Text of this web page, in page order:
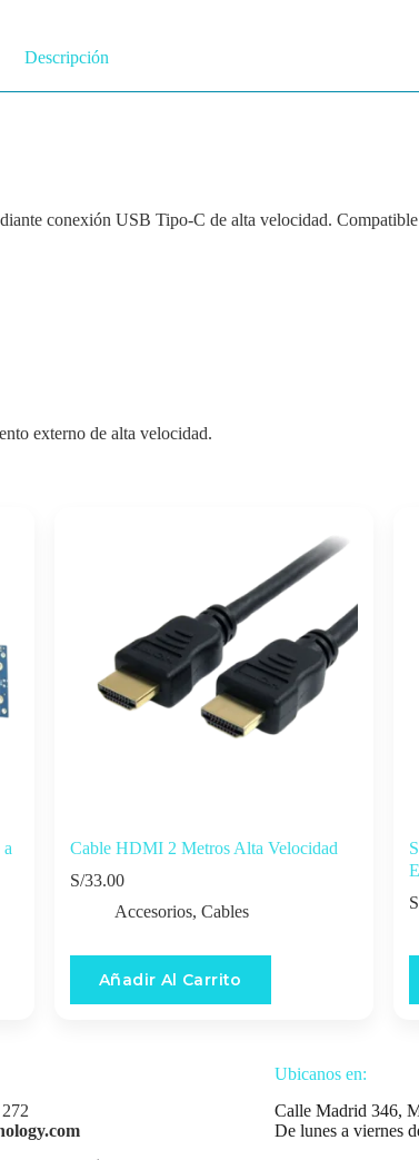
Descripción
conexión USB Tipo-C de alta velocidad. Compatible
externo de alta velocidad.
Cable HDMI 2 Metros Alta Velocidad
S/33.00
Accesorios, Cables
Añadir Al Carrito
Ubicanos en:
Calle Madrid 346,
De lunes a viernes